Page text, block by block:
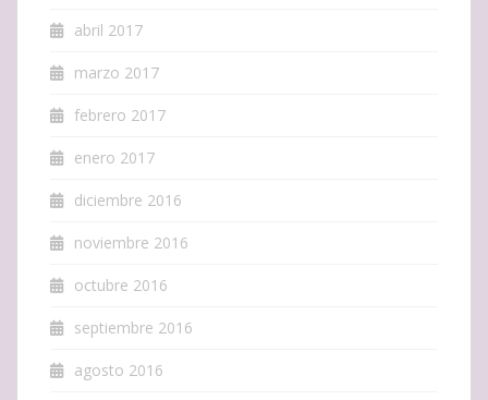
abril 2017
marzo 2017
febrero 2017
enero 2017
diciembre 2016
noviembre 2016
octubre 2016
septiembre 2016
agosto 2016